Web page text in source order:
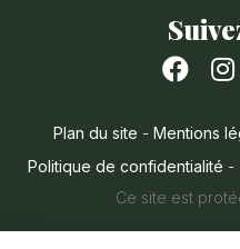
sur
Plan du site - Mentions
Politique de confidentialité -
Ce site est